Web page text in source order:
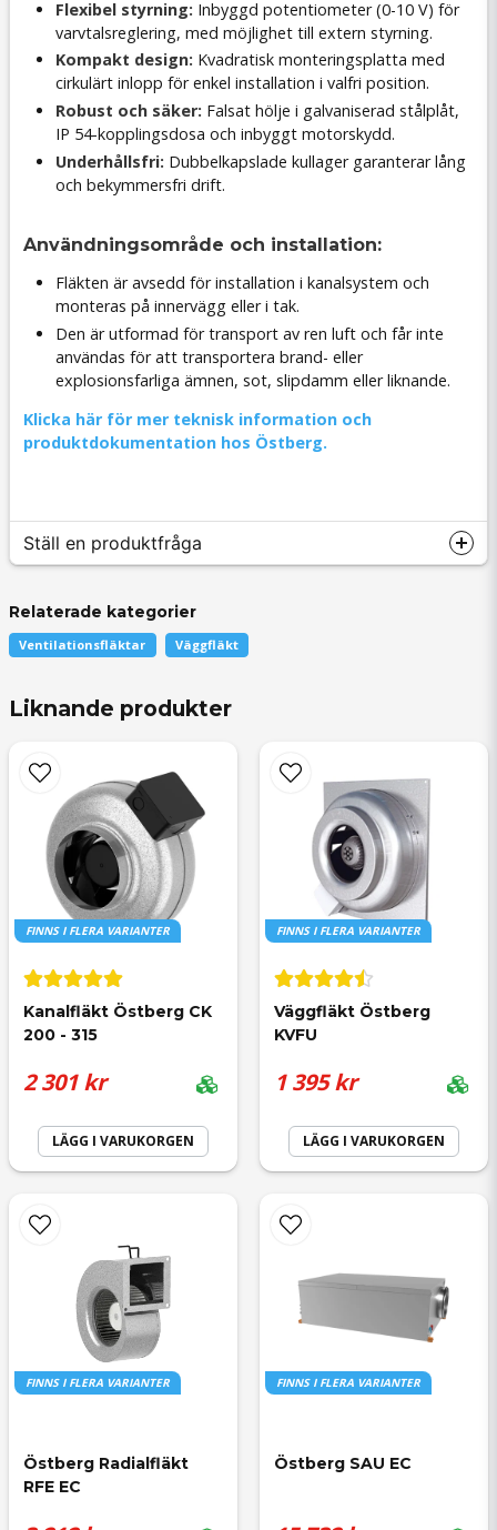
Flexibel styrning: Inbyggd potentiometer (0-10 V) för
varvtalsreglering, med möjlighet till extern styrning.
Kompakt design: Kvadratisk monteringsplatta med
cirkulärt inlopp för enkel installation i valfri position.
Robust och säker: Falsat hölje i galvaniserad stålplåt,
IP 54-kopplingsdosa och inbyggt motorskydd.
Underhållsfri: Dubbelkapslade kullager garanterar lång
och bekymmersfri drift.
Användningsområde och installation:
Fläkten är avsedd för installation i kanalsystem och
monteras på innervägg eller i tak.
Den är utformad för transport av ren luft och får inte
användas för att transportera brand- eller
explosionsfarliga ämnen, sot, slipdamm eller liknande.
Klicka här för mer teknisk information och
produktdokumentation hos Östberg.
Ställ en produktfråga
question
name
Namn
email
Mejladress
Ja, ni får publicera min fråga
Skicka fråga
Relaterade kategorier
Ventilationsfläktar Väggfläkt
Liknande produkter
FINNS I FLERA VARIANTER
Kanalfläkt Östberg CK
200 - 315
2 301 kr
LÄGG I VARUKORGEN
FINNS I FLERA VARIANTER
Väggfläkt Östberg
KVFU
1 395 kr
LÄGG I VARUKORGEN
FINNS I FLERA VARIANTER
Östberg Radialfläkt
RFE EC
FINNS I FLERA VARIANTER
Östberg SAU EC